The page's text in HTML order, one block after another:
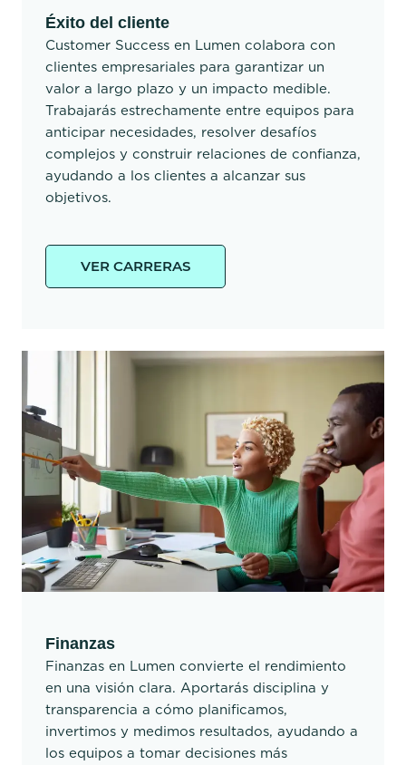
Éxito del cliente
Customer Success en Lumen colabora con
clientes empresariales para garantizar un
valor a largo plazo y un impacto medible.
Trabajarás estrechamente entre equipos para
anticipar necesidades, resolver desafíos
complejos y construir relaciones de confianza,
ayudando a los clientes a alcanzar sus
objetivos.
VER CARRERAS
Finanzas
Finanzas en Lumen convierte el rendimiento
en una visión clara. Aportarás disciplina y
transparencia a cómo planificamos,
invertimos y medimos resultados, ayudando a
los equipos a tomar decisiones más